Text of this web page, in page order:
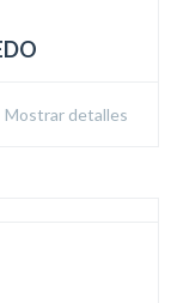
Mostrar detalles